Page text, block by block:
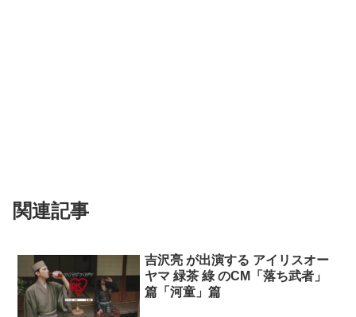
関連記事
吉沢亮 が出演する アイリスオー
ヤマ 緑茶 綠 のCM「落ち武者」
篇「河童」篇